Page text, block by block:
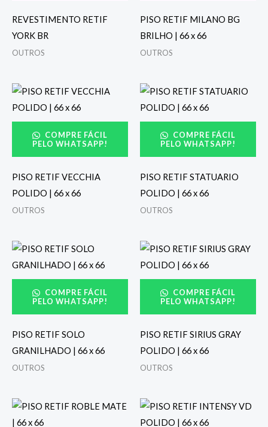
REVESTIMENTO RETIF
YORK BR
OUTROS
PISO RETIF MILANO BG
BRILHO | 66 x 66
OUTROS
COMPRE FÁCIL
PELO WHATSAPP!
PISO RETIF VECCHIA
POLIDO | 66 x 66
OUTROS
COMPRE FÁCIL
PELO WHATSAPP!
PISO RETIF STATUARIO
POLIDO | 66 x 66
OUTROS
COMPRE FÁCIL
PELO WHATSAPP!
PISO RETIF SOLO
GRANILHADO | 66 x 66
OUTROS
COMPRE FÁCIL
PELO WHATSAPP!
PISO RETIF SIRIUS GRAY
POLIDO | 66 x 66
OUTROS